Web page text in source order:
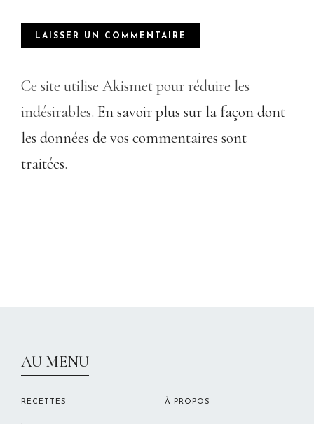
Ce site utilise Akismet pour réduire les
indésirables. En savoir plus sur la façon dont
les données de vos commentaires sont
traitées.
AU MENU
RECETTES À PROPOS